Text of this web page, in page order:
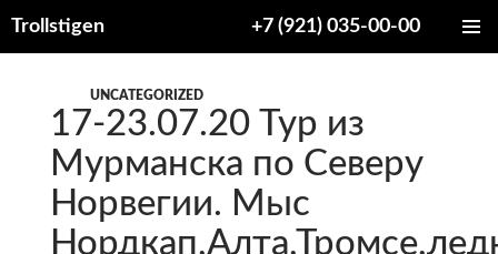
Trollstigen +7 (921) 035-00-00
СОДЕРЖИМОМУUNCATEGORIZED
17-23.07.20 Тур из
Мурманска по Северу
Норвегии. Мыс